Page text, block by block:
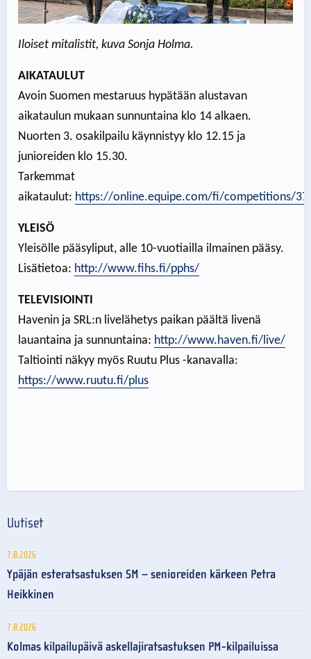
Iloiset mitalistit, kuva Sonja Holma.
AIKATAULUT
Avoin Suomen mestaruus hypätään alustavan
aikataulun mukaan sunnuntaina klo 14 alkaen.
Nuorten 3. osakilpailu käynnistyy klo 12.15 ja
junioreiden klo 15.30.
Tarkemmat
aikataulut: https://online.equipe.com/fi/competitions/
YLEISÖ
Yleisölle pääsyliput, alle 10-vuotiailla ilmainen pääsy.
Lisätietoa: http://www.fihs.fi/pphs/
TELEVISIOINTI
Havenin ja SRL:n livelähetys paikan päältä livenä
lauantaina ja sunnuntaina: http://www.haven.fi/live/
Taltiointi näkyy myös Ruutu Plus -kanavalla:
https://www.ruutu.fi/plus
Uutiset
7.8.2026
Ypäjän esteratsastuksen SM – senioreiden kärkeen Petra
Heikkinen
7.8.2026
Kolmas kilpailupäivä askellajiratsastuksen PM-kilpailuissa